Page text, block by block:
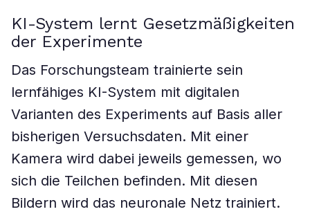
KI-System lernt Gesetzmäßigkeiten
der Experimente
Das Forschungsteam trainierte sein
lernfähiges KI-System mit digitalen
Varianten des Experiments auf Basis aller
bisherigen Versuchsdaten. Mit einer
Kamera wird dabei jeweils gemessen, wo
sich die Teilchen befinden. Mit diesen
Bildern wird das neuronale Netz trainiert.